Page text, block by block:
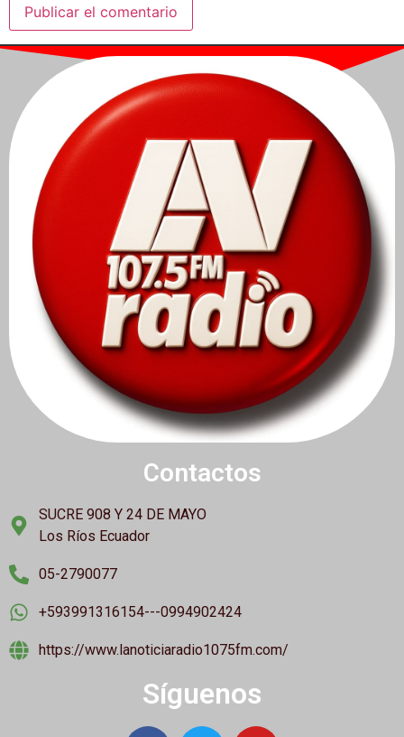
Contactos
SUCRE 908 Y 24 DE MAYO
Los Ríos Ecuador
05-2790077
+593991316154---0994902424
https://www.lanoticiaradio1075fm.com/
Síguenos